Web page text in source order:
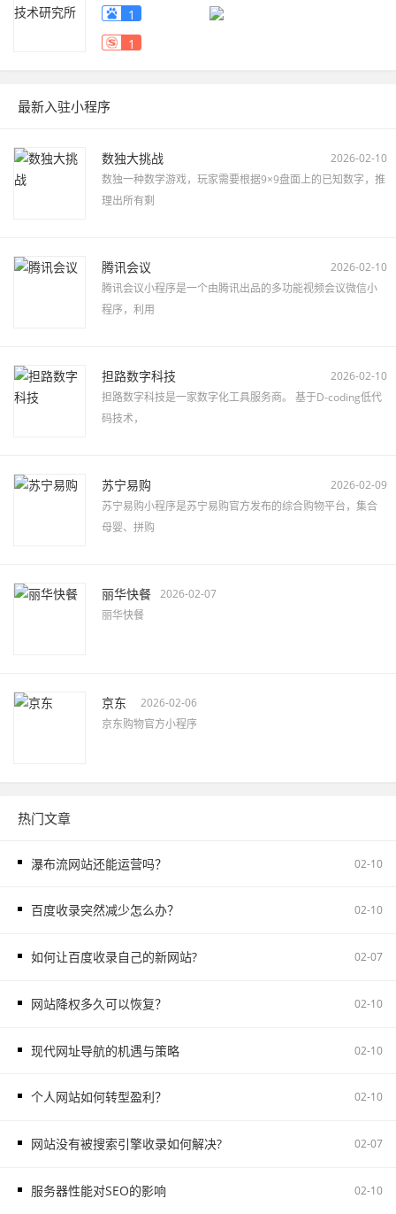
1
1
最新入驻小程序
数独大挑战
2026-02-10
数独一种数学游戏，玩家需要根据9×9盘面上的已知数字，推
理出所有剩
腾讯会议
2026-02-10
腾讯会议小程序是一个由腾讯出品的多功能视频会议微信小
程序，利用
担路数字科技
2026-02-10
担路数字科技是一家数字化工具服务商。 基于D-coding低代
码技术，
苏宁易购
2026-02-09
苏宁易购小程序是苏宁易购官方发布的综合购物平台，集合
母婴、拼购
丽华快餐 2026-02-07
丽华快餐
京东
2026-02-06
京东购物官方小程序
热门文章
瀑布流网站还能运营吗？ 02-10
百度收录突然减少怎么办？ 02-10
如何让百度收录自己的新网站? 02-07
网站降权多久可以恢复？ 02-10
现代网址导航的机遇与策略 02-10
个人网站如何转型盈利？ 02-10
网站没有被搜索引擎收录如何解决? 02-07
服务器性能对SEO的影响 02-10